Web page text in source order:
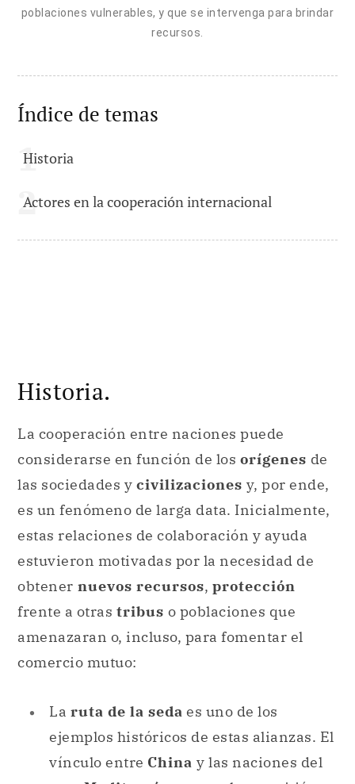
poblaciones vulnerables, y que se intervenga para brindar
recursos.
Índice de temas
Historia
Actores en la cooperación internacional
Historia.
La cooperación entre naciones puede
considerarse en función de los orígenes de
las sociedades y civilizaciones y, por ende,
es un fenómeno de larga data. Inicialmente,
estas relaciones de colaboración y ayuda
estuvieron motivadas por la necesidad de
obtener nuevos recursos, protección
frente a otras tribus o poblaciones que
amenazaran o, incluso, para fomentar el
comercio mutuo:
La ruta de la seda es uno de los
ejemplos históricos de estas alianzas. El
vínculo entre China y las naciones del